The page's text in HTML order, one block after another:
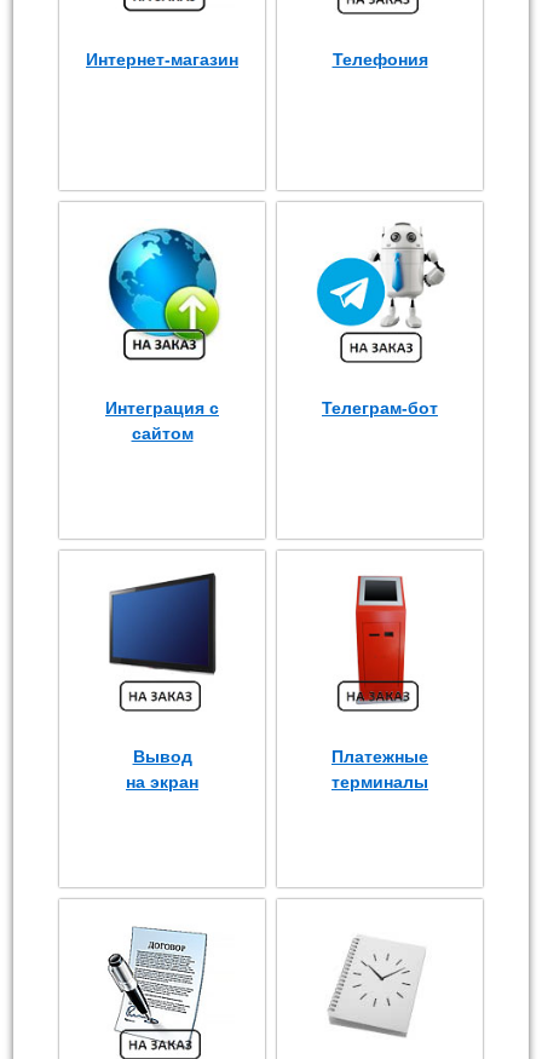
Интернет-магазин Телефония
Интеграция с
сайтом
Телеграм-бот
Вывод
на экран
Платежные
терминалы